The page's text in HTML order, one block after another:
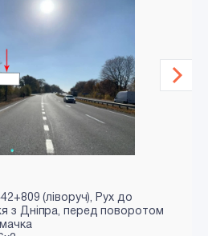
(ліворуч), Рух до
з Дніпра, перед поворотом